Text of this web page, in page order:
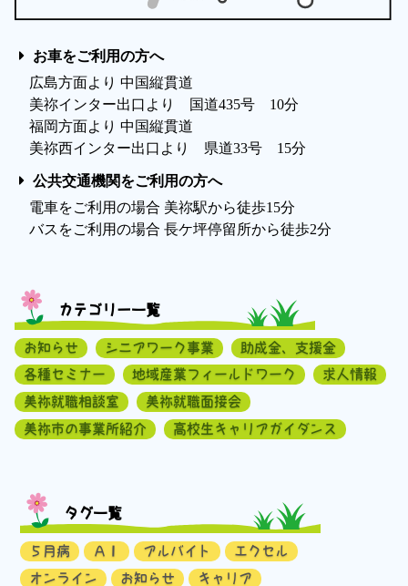
お車をご利用の方へ
広島方面より 中国縦貫道
美祢インター出口より 国道435号 10分
福岡方面より 中国縦貫道
美祢西インター出口より 県道33号 15分
公共交通機関をご利用の方へ
電車をご利用の場合 美祢駅から徒歩15分
バスをご利用の場合 長ケ坪停留所から徒歩2分
カテゴリー一覧
お知らせ シニアワーク事業
助成金、支援金
各種セミナー
地域産業フィールドワーク
求人情報
美祢就職相談室
美祢就職面接会
美祢市の事業所紹介
高校生キャリアガイダンス
タグ一覧
５月病 ＡＩ アルバイト
エクセル
オンライン
お知らせ
キャリア